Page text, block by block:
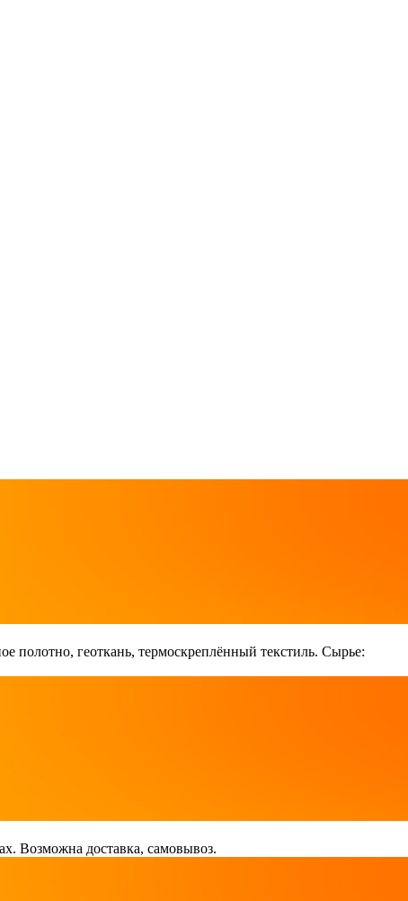
полотно, геоткань, термоскреплённый текстиль. Сырье:
Возможна доставка, самовывоз.